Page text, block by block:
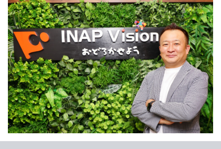
転職エージェント
転職成功ガイド
本選考
インターン
新卒エージェント
イベント・セミナー
インタビュー
講座一覧
問題集
4択課題
ナレッジ
リファレンス
プラン
スキルチェック
プログラミング言語
SQL
評価結果一覧
再チャレンジ結果一覧
ゲーム・マンガ
メディア
Tech Team Journal
paiza times
note
paizaとは？